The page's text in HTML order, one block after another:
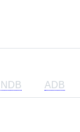
NDB ADB